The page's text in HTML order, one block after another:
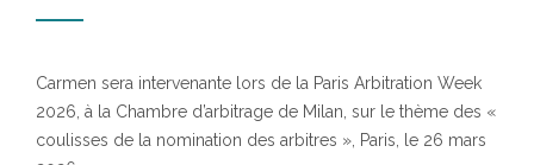
Carmen sera intervenante lors de la Paris Arbitration Week
2026, à la Chambre d’arbitrage de Milan, sur le thème des «
coulisses de la nomination des arbitres », Paris, le 26 mars